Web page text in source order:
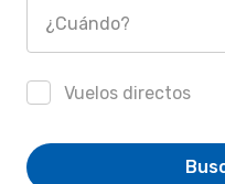
¿Cuándo?
Vuelos directos